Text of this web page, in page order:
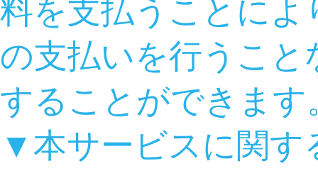
料を支払うことによ
の支払いを行うこ
することができます
▼本サービスに関す